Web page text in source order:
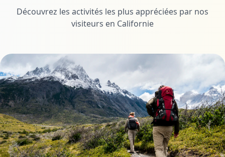
Découvrez les activités les plus appréciées par nos
visiteurs en Californie